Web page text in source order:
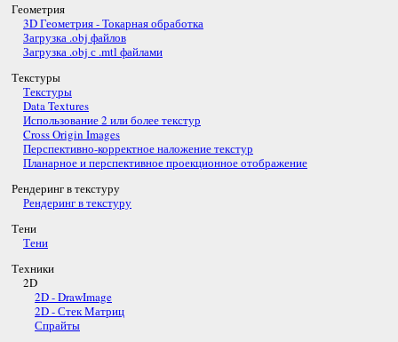
Геометрия
3D Геометрия - Токарная обработка
Загрузка .obj файлов
Загрузка .obj с .mtl файлами
Текстуры
Текстуры
Data Textures
Использование 2 или более текстур
Cross Origin Images
Перспективно-корректное наложение текстур
Планарное и перспективное проекционное отображение
Рендеринг в текстуру
Рендеринг в текстуру
Тени
Тени
Техники
2D
2D - DrawImage
2D - Стек Матриц
Спрайты